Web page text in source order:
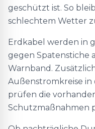
geschützt ist. So
schlechtem Wetter
Erdkabel werden in
gegen Spatenstiche
Warnband.
Außenstromkreise
prüfen die
Schutzmaßnahmen